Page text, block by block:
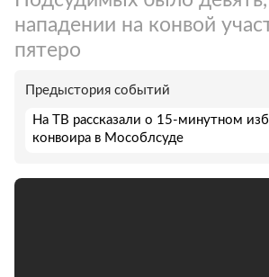
нападении на конвой
пятеро
Предыстория событий
На ТВ рассказали о 15-минутном
конвоира в Мособлсуде